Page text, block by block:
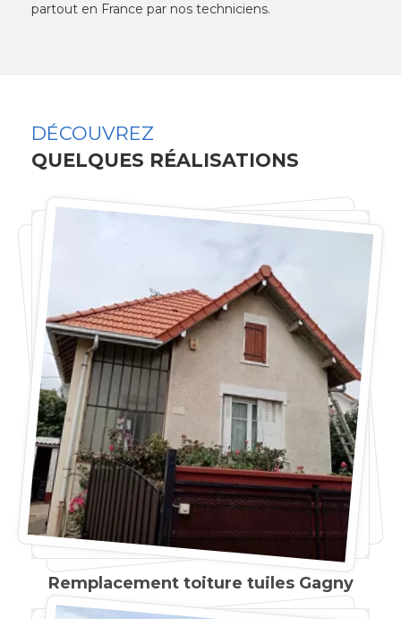
partout en France par nos techniciens.
DÉCOUVREZ
QUELQUES RÉALISATIONS
Remplacement toiture tuiles Gagny